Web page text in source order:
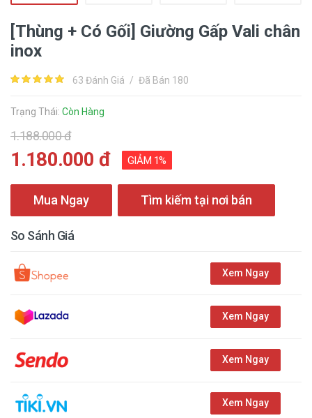
[Thùng + Có Gối] Giường Gấp Vali chân
inox
63 Đánh Giá / Đã Bán 180
Trạng Thái: Còn Hàng
1.188.000 đ
1.180.000 đ GIẢM 1%
Mua Ngay Tìm kiếm tại nơi bán
So Sánh Giá
Xem Ngay
Xem Ngay
Xem Ngay
Xem Ngay